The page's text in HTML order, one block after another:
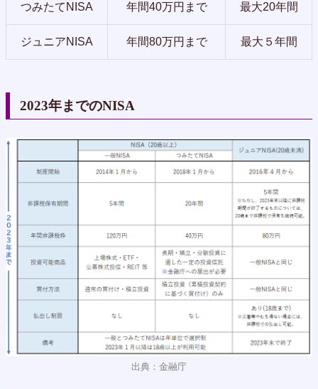
つみたてNISA 年間40万円まで 最大20年間
ジュニアNISA 年間80万円まで 最大５年間
2023年までのNISA
出典：金融庁